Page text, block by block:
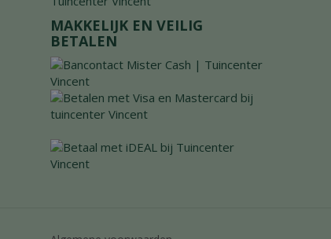
MAKKELIJK EN VEILIG
BETALEN